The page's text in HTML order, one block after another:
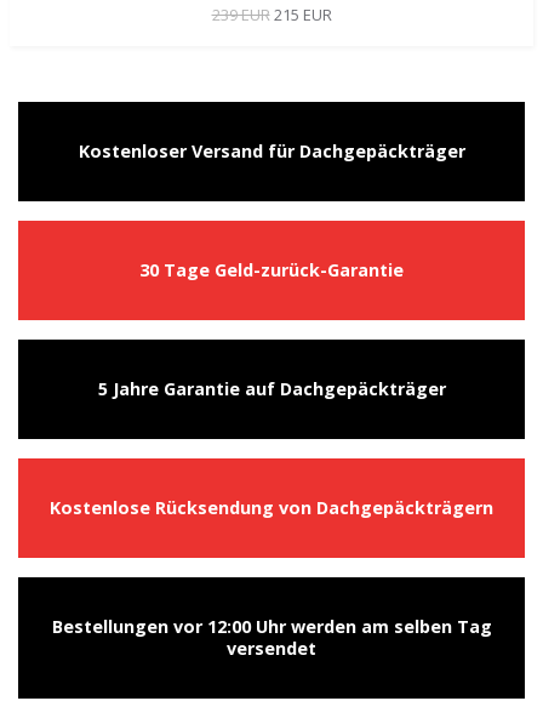
239 EUR215 EUR
Kostenloser Versand für Dachgepäckträger
30 Tage Geld-zurück-Garantie
5 Jahre Garantie auf Dachgepäckträger
Kostenlose Rücksendung von Dachgepäckträgern
Bestellungen vor 12:00 Uhr werden am selben Tag
versendet